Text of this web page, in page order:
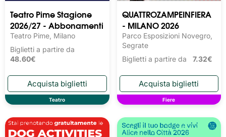
Teatro Pime Stagione
2026/27 - Abbonamenti
Teatro Pime, Milano
Biglietti a partire da
48.60€
Teatro
QUATTROZAMPEINFIERA
- MILANO 2026
Parco Esposizioni Novegro,
Segrate
Biglietti a partire da 7.32€
Fiere